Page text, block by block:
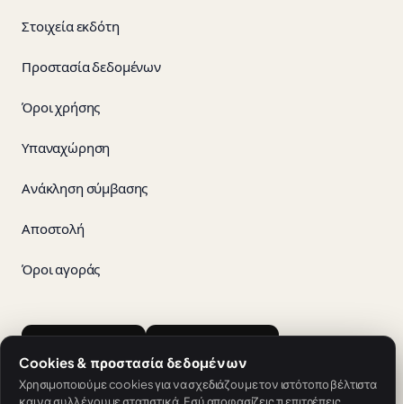
Στοιχεία εκδότη
Προστασία δεδομένων
Όροι χρήσης
Υπαναχώρηση
Ανάκληση σύμβασης
Αποστολή
Όροι αγοράς
Cookies & προστασία δεδομένων
Χρησιμοποιούμε cookies για να σχεδιάζουμε τον ιστότοπο βέλτιστα